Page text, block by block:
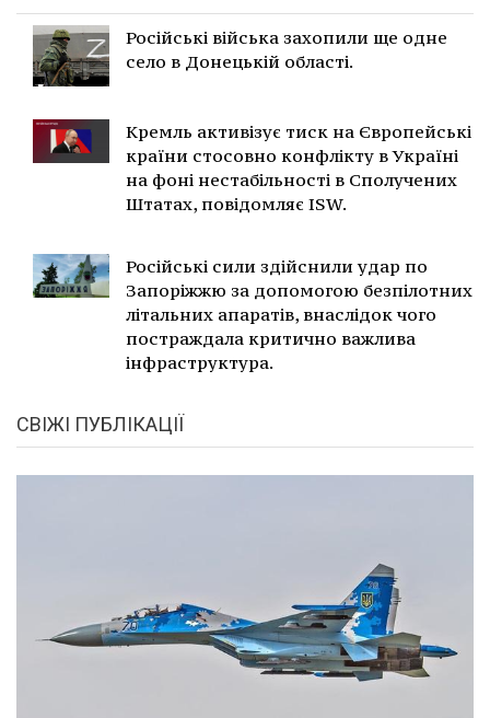
Російські війська захопили ще одне
село в Донецькій області.
Кремль активізує тиск на Європейські
країни стосовно конфлікту в Україні
на фоні нестабільності в Сполучених
Штатах, повідомляє ISW.
Російські сили здійснили удар по
Запоріжжю за допомогою безпілотних
літальних апаратів, внаслідок чого
постраждала критично важлива
інфраструктура.
СВІЖІ ПУБЛІКАЦІЇ